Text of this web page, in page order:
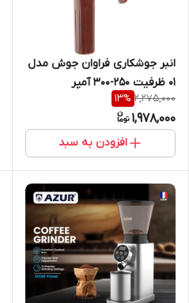
انبر جوشکاری فراوان جوش مدل
01 ظرفیت 250-300 آمپر
2,275,000
13%
1,978,000
افزودن به سبد